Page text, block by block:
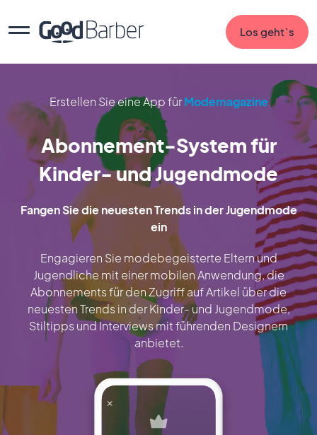
Los geht`s
Erstellen Sie eine App fürModemagazine
Abonnement-System für
Kinder- und Jugendmode
Fangen Sie die neuesten Trends in der Jugendmode
ein
Engagieren Sie modebegeisterte Eltern und
Jugendliche mit einer mobilen Anwendung, die
Abonnements für den Zugriff auf Artikel über die
neuesten Trends in der Kinder- und Jugendmode,
Stiltipps und Interviews mit führenden Designern
anbietet.